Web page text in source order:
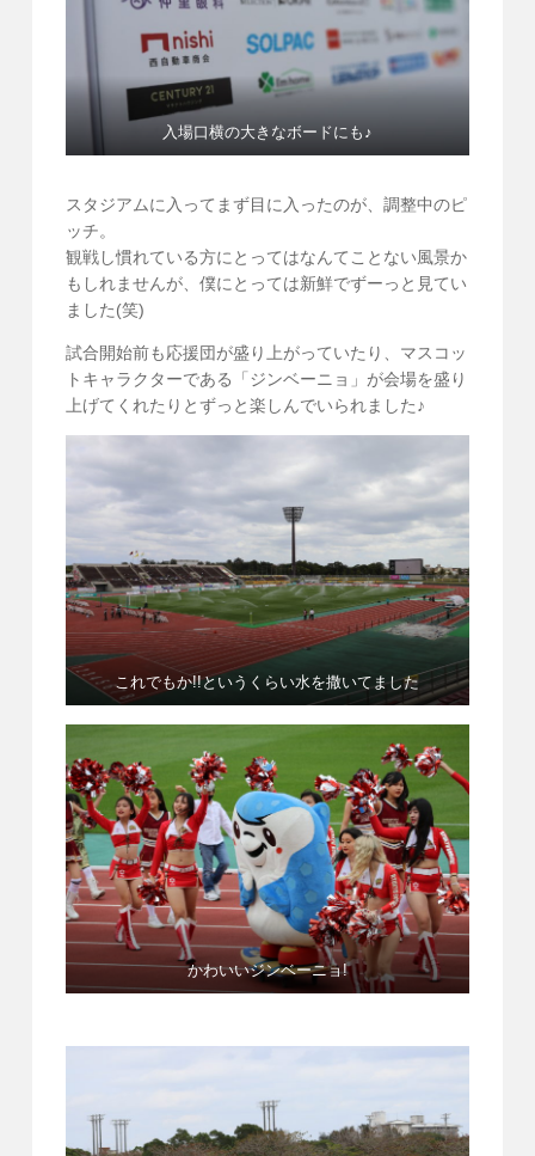
入場口横の大きなボードにも♪
スタジアムに入ってまず目に入ったのが、調整中のピ
ッチ。
観戦し慣れている方にとってはなんてことない風景か
もしれませんが、僕にとっては新鮮でずーっと見てい
ました(笑)
試合開始前も応援団が盛り上がっていたり、マスコッ
トキャラクターである「ジンベーニョ」が会場を盛り
上げてくれたりとずっと楽しんでいられました♪
これでもか!!というくらい水を撒いてました
かわいいジンベーニョ!